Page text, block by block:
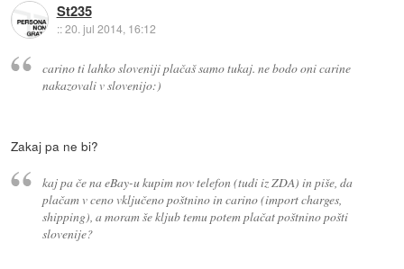
St235
::20. jul 2014, 16:12
carino ti lahko sloveniji plačaš samo tukaj. ne bodo oni carine
nakazovali v slovenijo:)
Zakaj pa ne bi?
kaj pa če na eBay-u kupim nov telefon (tudi iz ZDA) in piše, da
plačam v ceno vključeno poštnino in carino (import charges,
shipping), a moram še kljub temu potem plačat poštnino pošti
slovenije?